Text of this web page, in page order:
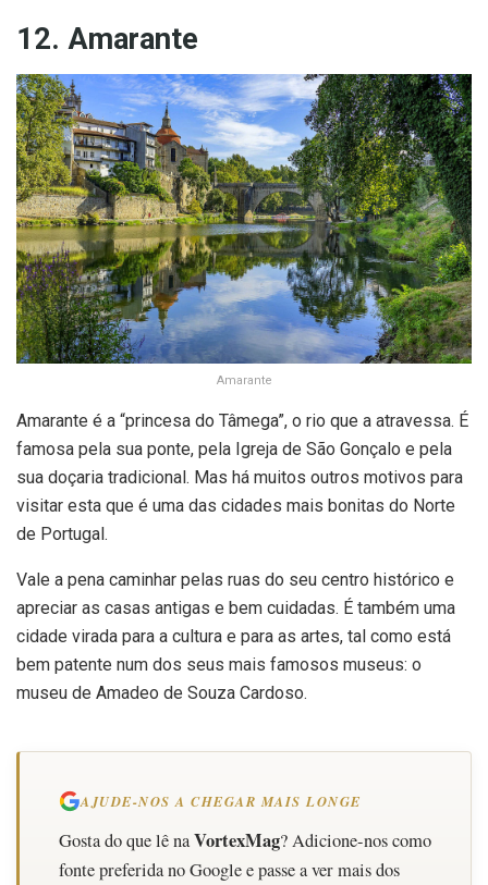
12. Amarante
Amarante
Amarante é a “princesa do Tâmega”, o rio que a atravessa. É
famosa pela sua ponte, pela Igreja de São Gonçalo e pela
sua doçaria tradicional. Mas há muitos outros motivos para
visitar esta que é uma das cidades mais bonitas do Norte
de Portugal.
Vale a pena caminhar pelas ruas do seu centro histórico e
apreciar as casas antigas e bem cuidadas. É também uma
cidade virada para a cultura e para as artes, tal como está
bem patente num dos seus mais famosos museus: o
museu de Amadeo de Souza Cardoso.
AJUDE-NOS A CHEGAR MAIS LONGE
Gosta do que lê naVortexMag? Adicione-nos como
fonte preferida no Google e passe a ver mais dos